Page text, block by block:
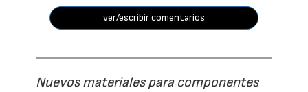
ver/escribir comentarios
Nuevos materiales para componentes